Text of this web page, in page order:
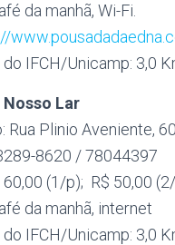
da manhã, Wi-Fi.
IFCH/Unicamp: 3,0
Nosso Lar
Rua Plinio Aveniente,
8620 / 78044397
60,00 (1/p); R$ 50,00
da manhã, internet
IFCH/Unicamp: 3,0